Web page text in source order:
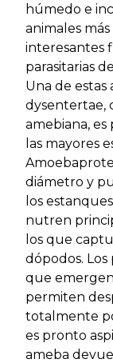
húmedo e
animales
interesantes
parasitarias
Una de estas
dysentertae,
amebiana,
las mayores
diámetro y
los
nutren
los que
dópodos.
que
permiten
totalmente
es pronto
ameba